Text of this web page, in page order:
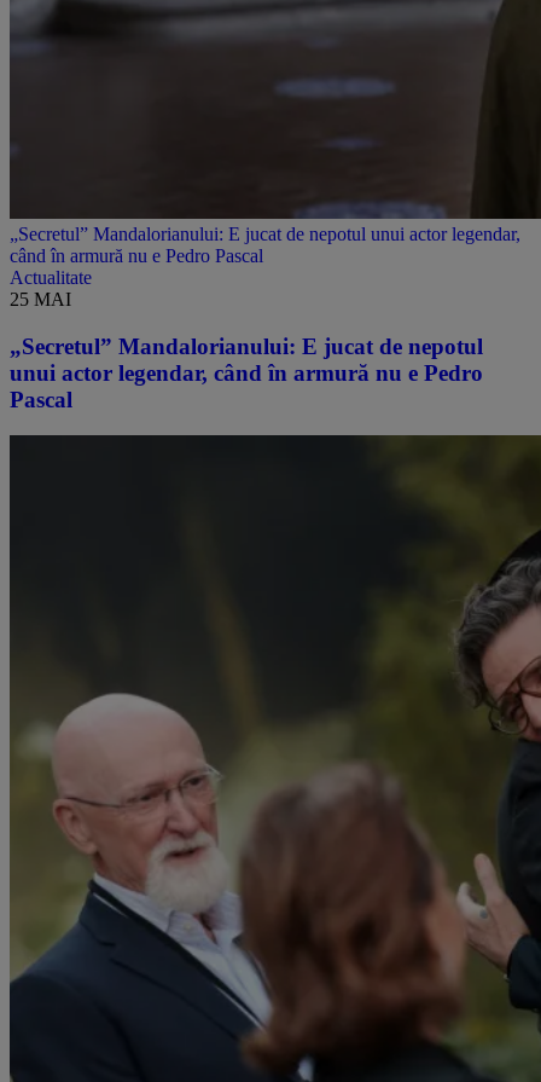
„Secretul” Mandalorianului: E jucat de nepotul unui actor legendar,
când în armură nu e Pedro Pascal
Actualitate
25 MAI
„Secretul” Mandalorianului: E jucat de nepotul
unui actor legendar, când în armură nu e Pedro
Pascal